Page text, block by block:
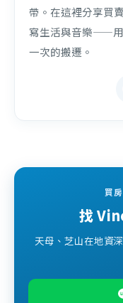
帶。在這裡分享買
寫生活與音樂——用
一次的搬遷。
買
找
天母、芝山在地資